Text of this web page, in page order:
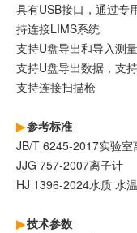
具有USB接口，通过专
持连接LIMS系统
支持U盘导出和导入测
支持U盘导出数据，支
支持连接扫描枪
参考标准
JB/T 6245-2017实验室
JJG 757-2007离子计
HJ 1396-2024水质 水
技术参数